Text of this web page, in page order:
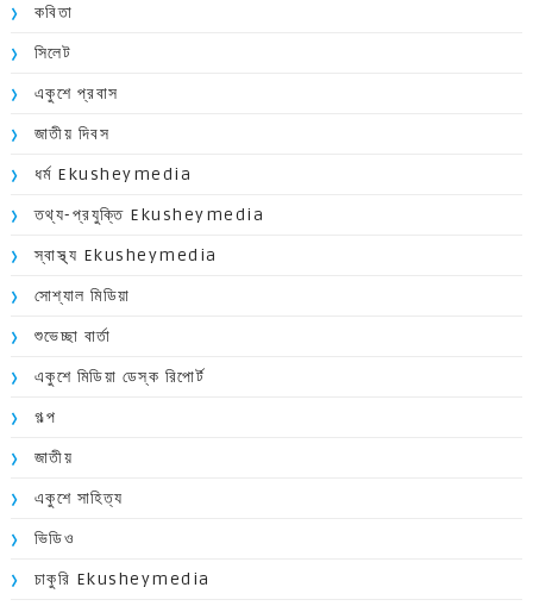
কবিতা
সিলেট
একুশে প্রবাস
জাতীয় দিবস
ধর্ম Ekusheymedia
তথ্য-প্রযুক্তি Ekusheymedia
স্বাস্থ্য Ekusheymedia
সোশ্যাল মিডিয়া
শুভেচ্ছা বার্তা
একুশে মিডিয়া ডেস্ক রিপোর্ট
গল্প
জাতীয়
একুশে সাহিত্য
ভিডিও
চাকুরি Ekusheymedia